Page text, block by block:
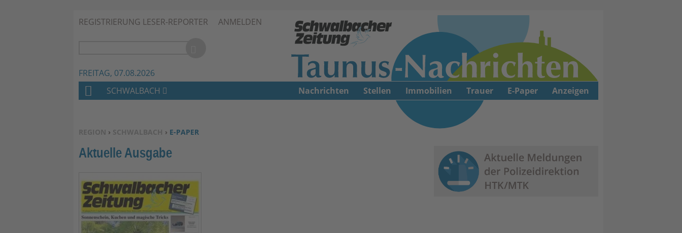
Zum Inhalt springen ↓
REGISTRIERUNG LESER-REPORTER ANMELDEN
FREITAG, 07.08.2026
SIE BEFINDEN SICH HIER:
REGION › SCHWALBACH › E-PAPER
Aktuelle Ausgabe
H
M
E
SCHWALBACH Nachrichten Stellen Immobilien Trauer E-Paper Anzeigen